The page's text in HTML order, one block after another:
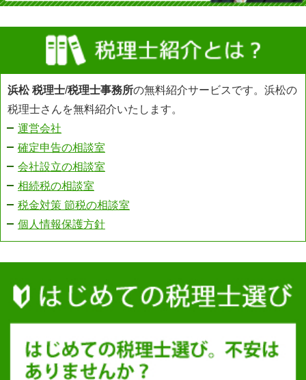
浜松 税理士/税理士事務所の無料紹介サービスです。浜松の
税理士さんを無料紹介いたします。
運営会社
確定申告の相談室
会社設立の相談室
相続税の相談室
税金対策 節税の相談室
個人情報保護方針